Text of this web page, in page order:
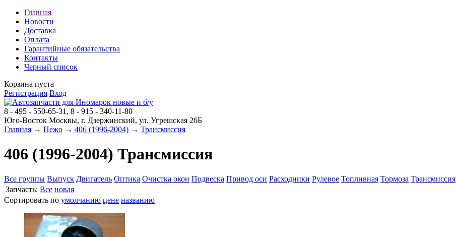
Главная
Новости
Доставка
Оплата
Гарантийные обязательства
Контакты
Черный список
Корзина пуста
Регистрация Вход
8 - 495 - 550-65-31, 8 - 915 - 340-11-80
Юго-Восток Москвы, г. Дзержинский, ул. Угрешская 26Б
Главная → Пежо → 406 (1996-2004) → Трансмиссия
406 (1996-2004) Трансмиссия
Все группы Выпуск Двигатель Оптика Очистка окон Подвеска Привод оси Расходники Рулевое Топливная Тормоза Трансмиссия
Запчасть: Все новая
Сортировать по умолчанию цене названию